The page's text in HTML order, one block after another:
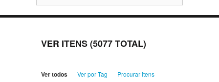
VER ITENS (5077 TOTAL)
Ver todos Ver por Tag Procurar itens